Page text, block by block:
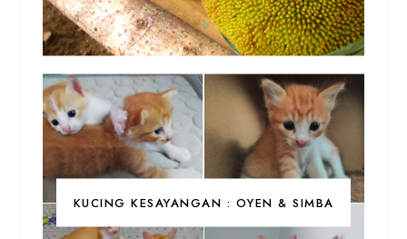
KUCING KESAYANGAN : OYEN & SIMBA